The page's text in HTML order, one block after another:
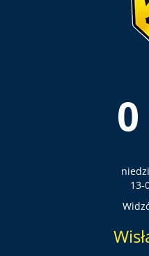
0
13-